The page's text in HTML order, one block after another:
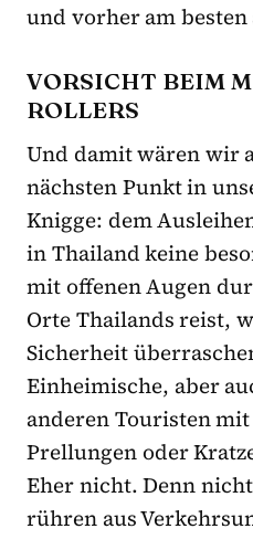
und vorher am
VORSICHT BEIM
ROLLERS
Und damit wären wir
nächsten Punkt in
Knigge: dem
in Thailand keine
mit offenen Augen
Orte Thailands reist,
Sicherheit
Einheimische, aber
anderen Touristen
Prellungen oder
Eher nicht. Denn
rühren aus